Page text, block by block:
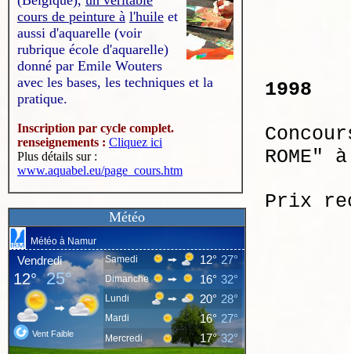
cours de peinture à l'huile et
aussi d'aquarelle (voir
rubrique école d'aquarelle)
donné par Emile Wouters
avec les bases, les techniques et la
pratique.
Inscription par cycle complet.
renseignements : Cliquez ici
Plus détails sur :
www.aquabel.eu/page_cours.htm
Météo
1998
ROME"
Prix